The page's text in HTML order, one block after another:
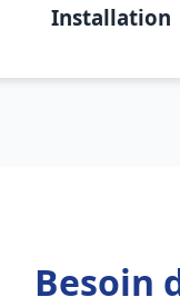
Installation
Besoin